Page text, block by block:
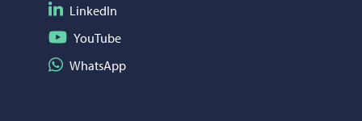
Seuraa LinkedIn
LinkedIn
Seuraa YouTube
YouTube
Jaa WhatsApp
WhatsApp